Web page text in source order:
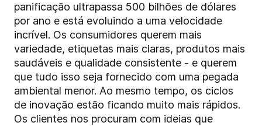
panificação ultrapassa 500 bilhões de dólares
por ano e está evoluindo a uma velocidade
incrível. Os consumidores querem mais
variedade, etiquetas mais claras, produtos mais
saudáveis e qualidade consistente - e querem
que tudo isso seja fornecido com uma pegada
ambiental menor. Ao mesmo tempo, os ciclos
de inovação estão ficando muito mais rápidos.
Os clientes nos procuram com ideias que